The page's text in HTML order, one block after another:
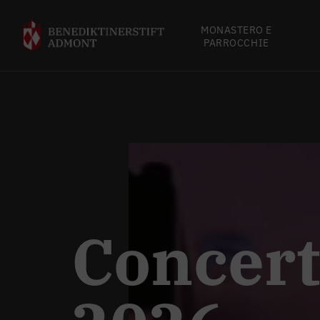
MONASTERO E
PARROCCHIE